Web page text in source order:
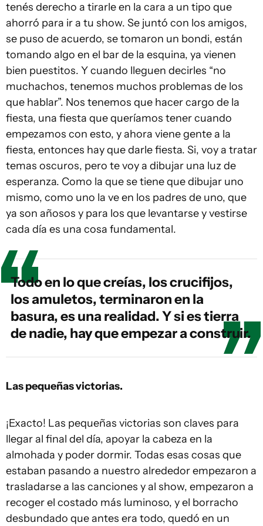
tenés derecho a tirarle en la cara a un tipo que
ahorró para ir a tu show. Se juntó con los amigos,
se puso de acuerdo, se tomaron un bondi, están
tomando algo en el bar de la esquina, ya vienen
bien puestitos. Y cuando lleguen decirles “no
muchachos, tenemos muchos problemas de los
que hablar”. Nos tenemos que hacer cargo de la
fiesta, una fiesta que queríamos tener cuando
empezamos con esto, y ahora viene gente a la
fiesta, entonces hay que darle fiesta. Si, voy a tratar
temas oscuros, pero te voy a dibujar una luz de
esperanza. Como la que se tiene que dibujar uno
mismo, como uno la ve en los padres de uno, que
ya son añosos y para los que levantarse y vestirse
cada día es una cosa fundamental.
Todo en lo que creías, los crucifijos,
los amuletos, terminaron en la
basura, es una realidad. Y si es tierra
de nadie, hay que empezar a construir.
Las pequeñas victorias.
¡Exacto! Las pequeñas victorias son claves para
llegar al final del día, apoyar la cabeza en la
almohada y poder dormir. Todas esas cosas que
estaban pasando a nuestro alrededor empezaron a
trasladarse a las canciones y al show, empezaron a
recoger el costado más luminoso, y el borracho
desbundado que antes era todo, quedó en un